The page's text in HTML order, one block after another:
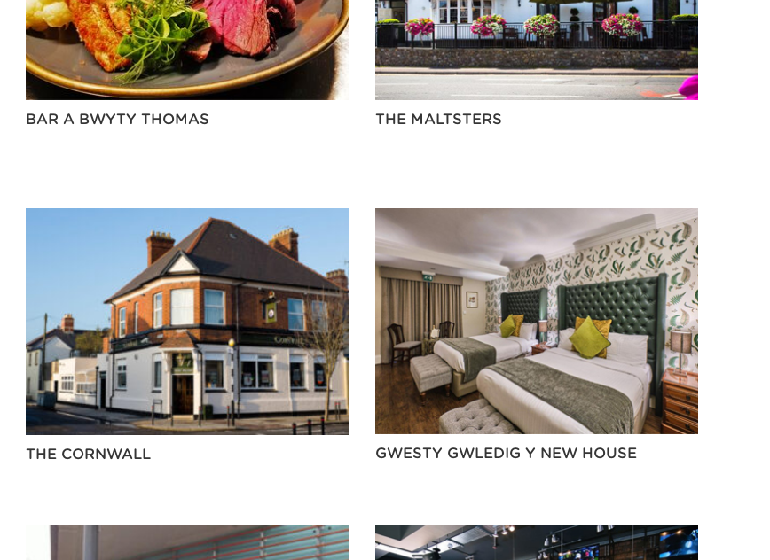
BAR A BWYTY THOMAS THE MALTSTERS
THE CORNWALL GWESTY GWLEDIG Y NEW HOUSE